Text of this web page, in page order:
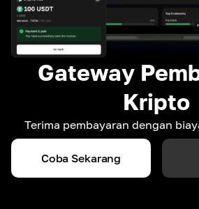
Gateway
Kripto
Terima pembayaran dengan
Coba Sekarang